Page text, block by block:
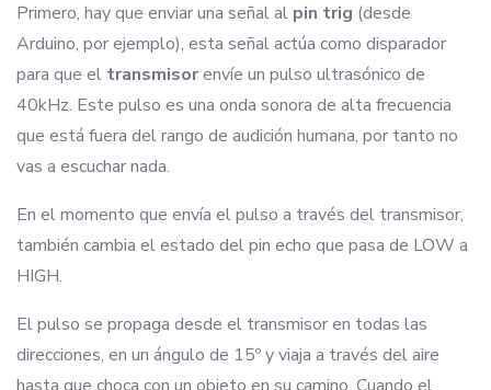
Primero, hay que enviar una señal al pin trig (desde
Arduino, por ejemplo), esta señal actúa como disparador
para que el transmisorenvíe un pulso ultrasónico de
40kHz. Este pulso es una onda sonora de alta frecuencia
que está fuera del rango de audición humana, por tanto no
vas a escuchar nada.
En el momento que envía el pulso a través del transmisor,
también cambia el estado del pin echo que pasa de LOW a
HIGH.
El pulso se propaga desde el transmisor en todas las
direcciones, en un ángulo de 15º y viaja a través del aire